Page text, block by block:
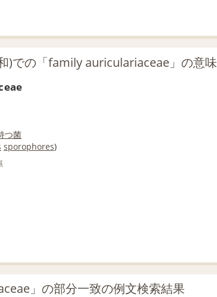
)での「family auriculariaceae」の意味
つ菌
sporophores)
」の部分一致の例文検索結果